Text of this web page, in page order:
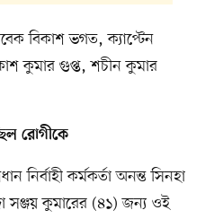
বিকাশ ভগত, ক্যাপ্টেন
কুমার গুপ্ত, শচীন কুমার
রোগীকে
নির্বাহী কর্মকর্তা অনন্ত সিনহা
সঞ্জয় কুমারের (৪১) জন্য ওই